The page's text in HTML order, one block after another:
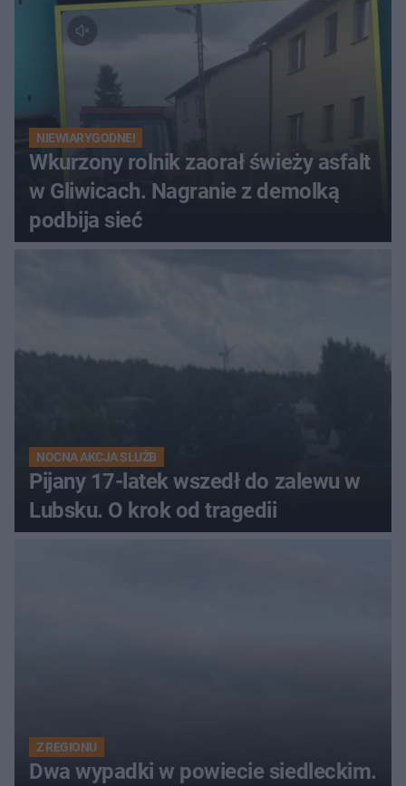
NIEWIARYGODNE!
Wkurzony rolnik zaorał świeży asfalt
w Gliwicach. Nagranie z demolką
podbija sieć
NOCNA AKCJA SŁUŻB
Pijany 17-latek wszedł do zalewu w
Lubsku. O krok od tragedii
Z REGIONU
Dwa wypadki w powiecie siedleckim.